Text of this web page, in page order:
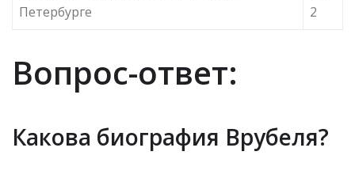
Петербурге
2
Вопрос-ответ:
Какова биография Врубеля?